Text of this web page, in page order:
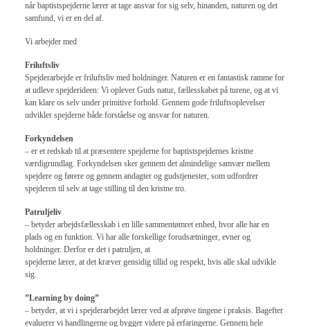
når baptistspejderne lærer at tage ansvar for sig selv, hinanden, naturen og det
samfund, vi er en del af.
Vi arbejder med
Friluftsliv
Spejderarbejde er friluftsliv med holdninger. Naturen er en fantastisk ramme for
at udleve spejderideen: Vi oplever Guds natur, fællesskabet på turene, og at vi
kan klare os selv under primitive forhold. Gennem gode friluftsoplevelser
udvikler spejderne både forståelse og ansvar for naturen.
Forkyndelsen
– er et redskab til at præsentere spejderne for baptistspejdernes kristne
værdigrundlag. Forkyndelsen sker gennem det almindelige samvær mellem
spejdere og førere og gennem andagter og gudstjenester, som udfordrer
spejderen til selv at tage stilling til den kristne tro.
Patruljeliv
– betyder arbejdsfællesskab i en lille sammentømret enhed, hvor alle har en
plads og en funktion. Vi har alle forskellige forudsætninger, evner og
holdninger. Derfor er det i patruljen, at
spejderne lærer, at det kræver gensidig tillid og respekt, hvis alle skal udvikle
sig.
”Learning by doing”
– betyder, at vi i spejderarbejdet lærer ved at afprøve tingene i praksis. Bagefter
evaluerer vi handlingerne og bygger videre på erfaringerne. Gennem hele